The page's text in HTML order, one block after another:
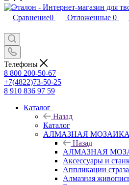
Сравнение0 Отложенные 0
Телефоны
8 800 200-50-67
+7(4822)73-50-25
8 910 836 97 59
Каталог
Назад
Каталог
АЛМАЗНАЯ МОЗАИКА
Назад
АЛМАЗНАЯ
Аксессуары и
Аппликации
Алмазная